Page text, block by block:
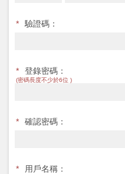
*
驗證碼：
* 登錄密碼：
(密碼長度不少於6位 )
* 確認密碼：
* 用戶名稱：